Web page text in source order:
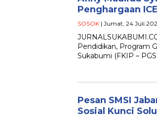
Penghargaan
SOSOK | Jumat, 24 Juli
Pendidikan, Program
Sukabumi (FKIP –
Pesan SMSI
Sosial Kunci